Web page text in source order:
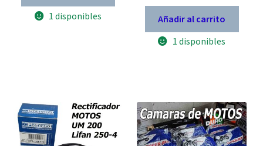
1 disponibles
original
era:
$ 27.890.
es:
Añadir al carrito
1 disponibles